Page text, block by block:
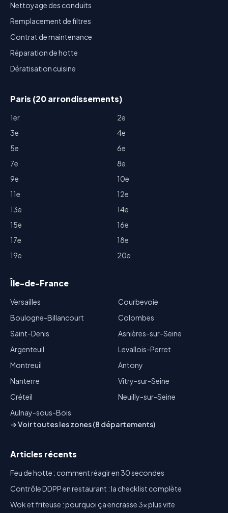
Nettoyage des conduits
Remplacement de filtres
Contrat de maintenance
Réparation de hotte
Dératisation cuisine
Paris (20 arrondissements)
1er
2e
3e
4e
5e
6e
7e
8e
9e
10e
11e
12e
13e
14e
15e
16e
17e
18e
19e
20e
Île-de-France
Versailles
Boulogne-Billancourt
Saint-Denis
Argenteuil
Montreuil
Nanterre
Créteil
Aulnay-sous-Bois
Courbevoie
Colombes
Asnières-sur-Seine
Levallois-Perret
Antony
Vitry-sur-Seine
Neuilly-sur-Seine
→ Voir toutes les zones (8 départements)
Articles récents
Feu de hotte : comment réagir en 30 secondes
Contrôle DDPP en restaurant : la checklist complète
Wok et friteuse : pourquoi ça encrasse 3x plus vite